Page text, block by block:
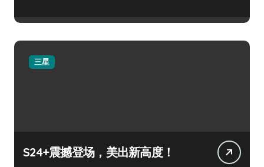
三星
S24+震撼登场，美出新高度！